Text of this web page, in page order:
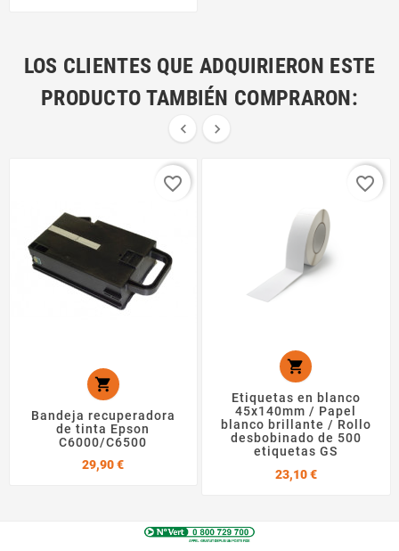
LOS CLIENTES QUE ADQUIRIERON ESTE
PRODUCTO TAMBIÉN COMPRARON:
 

Bandeja recuperadora
de tinta Epson
C6000/C6500
29,90 €Precio
favorite_border

Etiquetas en blanco
45x140mm / Papel
blanco brillante / Rollo
desbobinado de 500
etiquetas GS
23,10 €Precio
favorite_border